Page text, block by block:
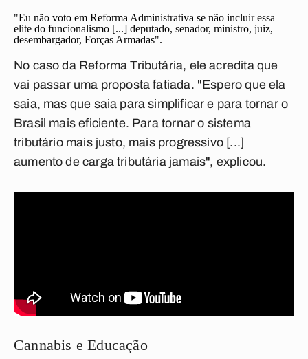
"Eu não voto em Reforma Administrativa se não incluir essa
elite do funcionalismo [...] deputado, senador, ministro, juiz,
desembargador, Forças Armadas".
No caso da Reforma Tributária, ele acredita que
vai passar uma proposta fatiada. "Espero que ela
saia, mas que saia para simplificar e para tornar o
Brasil mais eficiente. Para tornar o sistema
tributário mais justo, mais progressivo [...]
aumento de carga tributária jamais", explicou.
Cannabis e Educação